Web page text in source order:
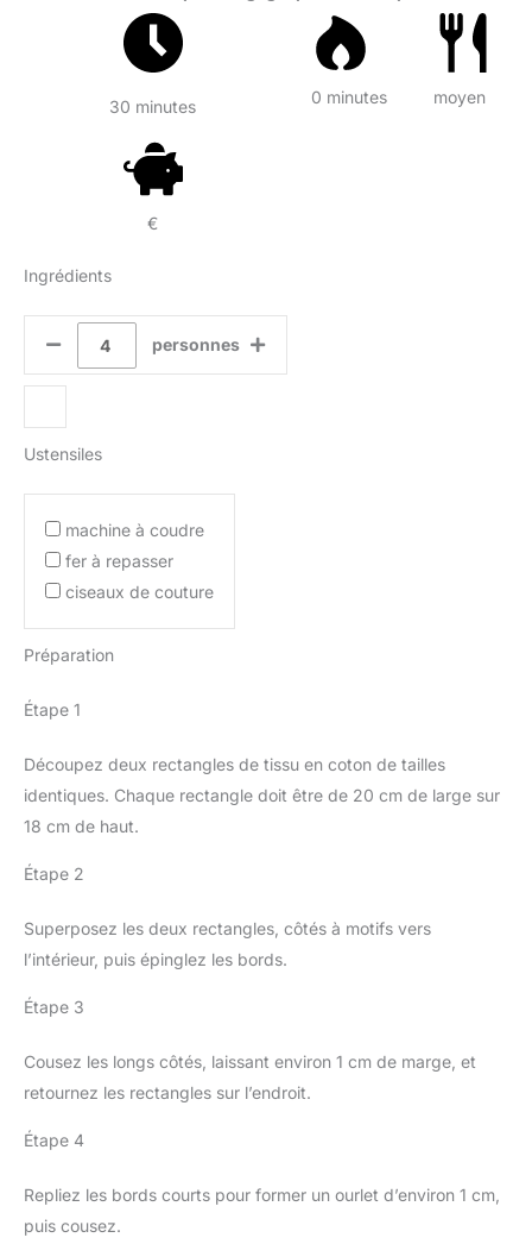
30 minutes 0 minutes moyen
€
Ingrédients
personnes
Ustensiles
machine à coudre
fer à repasser
ciseaux de couture
Préparation
Étape 1
Découpez deux rectangles de tissu en coton de tailles
identiques. Chaque rectangle doit être de 20 cm de large sur
18 cm de haut.
Étape 2
Superposez les deux rectangles, côtés à motifs vers
l’intérieur, puis épinglez les bords.
Étape 3
Cousez les longs côtés, laissant environ 1 cm de marge, et
retournez les rectangles sur l’endroit.
Étape 4
Repliez les bords courts pour former un ourlet d’environ 1 cm,
puis cousez.